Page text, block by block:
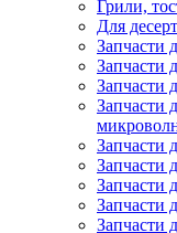
Грили,
Для
Запчасти
Запчасти
Запчасти
Запчасти
Запчасти
Запчасти
Запчасти
Запчасти
Запчасти